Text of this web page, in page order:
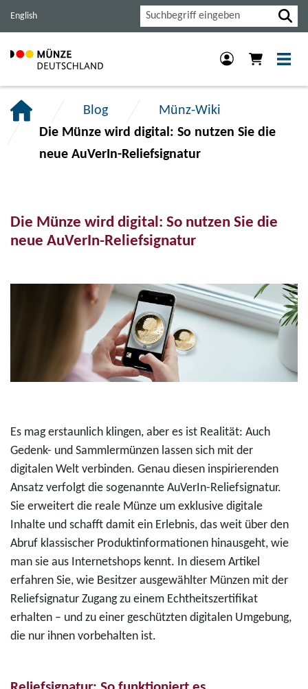
Haupt-
anspringen.
Inhalt
anspringen.
Footer
anspringen.
English Suche
Blog
Münz-Wiki
Die Münze wird digital: So nutzen Sie die
neue AuVerIn-Reliefsignatur
Die Münze wird digital: So nutzen Sie die
neue AuVerIn-Reliefsignatur
Es mag erstaunlich klingen, aber es ist Realität: Auch
Gedenk- und Sammlermünzen lassen sich mit der
digitalen Welt verbinden. Genau diesen inspirierenden
Ansatz verfolgt die sogenannte AuVerIn-Reliefsignatur.
Sie erweitert die reale Münze um exklusive digitale
Inhalte und schafft damit ein Erlebnis, das weit über den
Abruf klassischer Produktinformationen hinausgeht, wie
man sie aus Internetshops kennt. In diesem Artikel
erfahren Sie, wie Besitzer ausgewählter Münzen mit der
Reliefsignatur Zugang zu einem Echtheitszertifikat
erhalten – und zu einer geschützten digitalen Umgebung,
die nur ihnen vorbehalten ist.